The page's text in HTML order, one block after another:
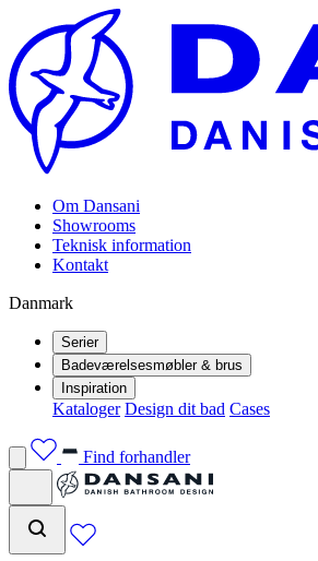
Om Dansani
Showrooms
Teknisk information
Kontakt
Danmark
Serier
Badeværelsesmøbler & brus
Inspiration
Kataloger Design dit bad Cases
Find forhandler